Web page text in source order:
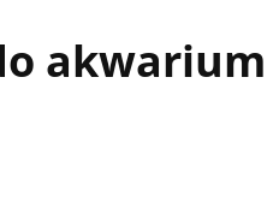
akwarium